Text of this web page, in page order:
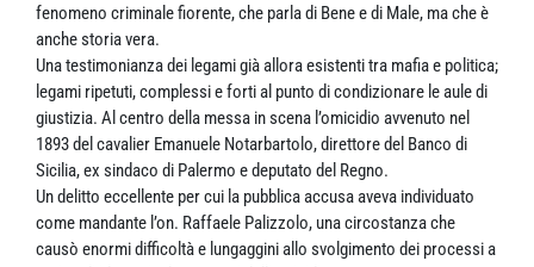
fenomeno criminale fiorente, che parla di Bene e di Male, ma che è
anche storia vera.
Una testimonianza dei legami già allora esistenti tra mafia e politica;
legami ripetuti, complessi e forti al punto di condizionare le aule di
giustizia. Al centro della messa in scena l’omicidio avvenuto nel
1893 del cavalier Emanuele Notarbartolo, direttore del Banco di
Sicilia, ex sindaco di Palermo e deputato del Regno.
Un delitto eccellente per cui la pubblica accusa aveva individuato
come mandante l’on. Raffaele Palizzolo, una circostanza che
causò enormi difficoltà e lungaggini allo svolgimento dei processi a